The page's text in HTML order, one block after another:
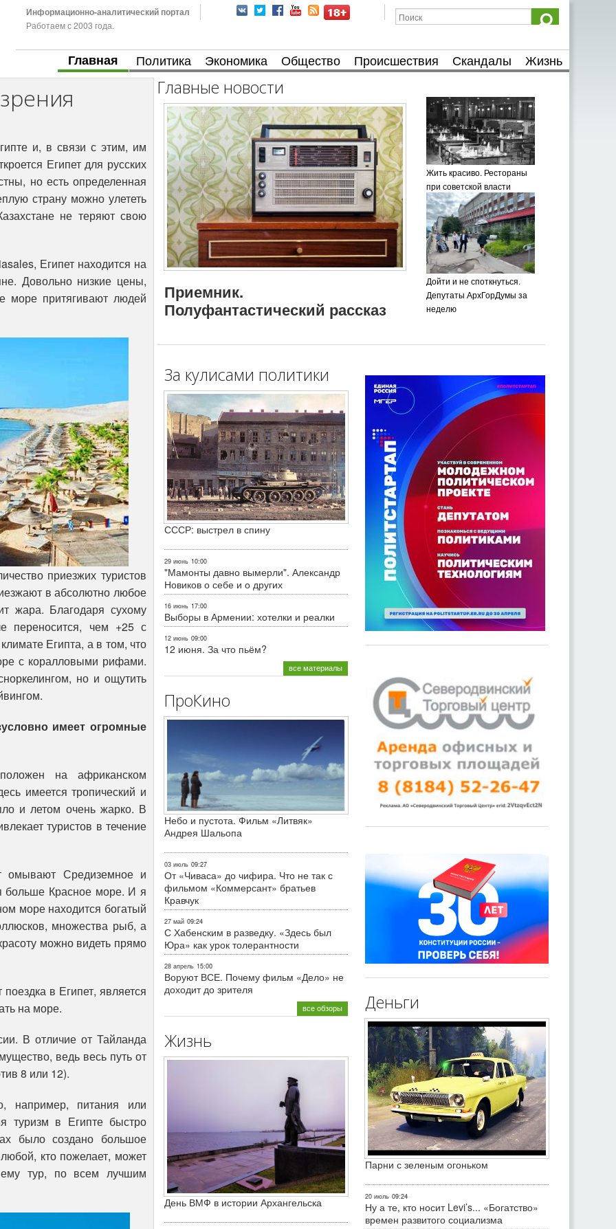
Информационно-аналитический портал
Работаем с 2003 года.
Главная Политика Экономика Общество Происшествия Скандалы Жизнь
и, в связи с этим, им
Египет для русских
но есть определенная
страну можно улететь
не теряют свою
Египет находится на
Довольно низкие цены,
море притягивают людей
приезжих туристов
в абсолютно любое
жара. Благодаря сухому
переносится, чем +25 с
Египта, а в том, что
с коралловыми рифами.
но и ощутить
имеет огромные
на африканском
имеется тропический и
и летом очень жарко. В
туристов в течение
омывают Средиземное и
больше Красное море. И я
море находится богатый
множества рыб, а
можно видеть прямо
в Египет, является
на море.
В отличие от Тайланда
ведь весь путь от
8 или 12).
например, питания или
туризм в Египте быстро
было создано большое
кто пожелает, может
тур, по всем лучшим
Главные новости
Приемник.
Полуфантастический рассказ
Жить красиво. Рестораны
при советской власти
Дойти и не споткнуться.
Депутаты АрхГорДумы за
неделю
За кулисами политики
СССР: выстрел в спину
29 июнь 10:00
"Мамонты давно вымерли". Александр
Новиков о себе и о других
16 июнь 17:00
Выборы в Армении: хотелки и реалки
12 июнь 09:00
12 июня. За что пьём?
все материалы
ПроКино
Небо и пустота. Фильм «Литвяк»
Андрея Шальопа
03 июль 09:27
От «Чиваса» до чифира. Что не так с
фильмом «Коммерсант» братьев
Кравчук
27 май 09:24
С Хабенским в разведку. «Здесь был
Юра» как урок толерантности
28 апрель 15:00
Воруют ВСЕ. Почему фильм «Дело» не
доходит до зрителя
все обзоры
Жизнь
День ВМФ в истории Архангельска
Деньги
Парни с зеленым огоньком
20 июль 09:24
Ну а те, кто носит Levi’s... «Богатство»
времен развитого социализма